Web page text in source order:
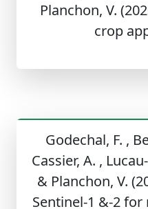
Planchon, V.
crop
Godechal, F. ,
Cassier, A. ,
& Planchon, V.
Sentinel-1 &-2